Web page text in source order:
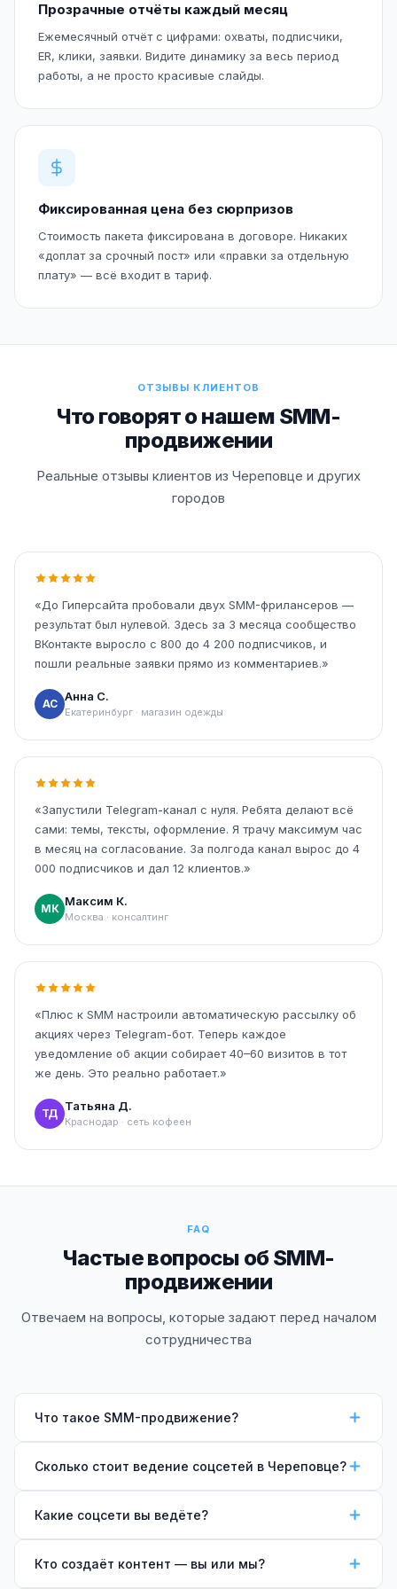
Прозрачные отчёты каждый месяц
Ежемесячный отчёт с цифрами: охваты, подписчики,
ER, клики, заявки. Видите динамику за весь период
работы, а не просто красивые слайды.
Фиксированная цена без сюрпризов
Стоимость пакета фиксирована в договоре. Никаких
«доплат за срочный пост» или «правки за отдельную
плату» — всё входит в тариф.
ОТЗЫВЫ КЛИЕНТОВ
Что говорят о нашем SMM-
продвижении
Реальные отзывы клиентов из Череповце и других
городов
«До Гиперсайта пробовали двух SMM-фрилансеров —
результат был нулевой. Здесь за 3 месяца сообщество
ВКонтакте выросло с 800 до 4 200 подписчиков, и
пошли реальные заявки прямо из комментариев.»
АС
Анна С.
Екатеринбург · магазин одежды
«Запустили Telegram-канал с нуля. Ребята делают всё
сами: темы, тексты, оформление. Я трачу максимум час
в месяц на согласование. За полгода канал вырос до 4
000 подписчиков и дал 12 клиентов.»
МК
Максим К.
Москва · консалтинг
«Плюс к SMM настроили автоматическую рассылку об
акциях через Telegram-бот. Теперь каждое
уведомление об акции собирает 40–60 визитов в тот
же день. Это реально работает.»
ТД
Татьяна Д.
Краснодар · сеть кофеен
FAQ
Частые вопросы об SMM-
продвижении
Отвечаем на вопросы, которые задают перед началом
сотрудничества
Что такое SMM-продвижение?
работа с социальными сетями для роста бизнеса.
Включает создание и публикацию контента, работу
с аудиторией, комьюнити-менеджмент и аналитику.
Цель — узнаваемость, доверие аудитории и рост
продаж через соцсети.
Сколько стоит ведение соцсетей в Череповце?
платформа, 12 постов). Пакет Стандарт (2
платформы, 20 постов + комьюнити) —40 000 ₽/
мес . Пакет Про (3 платформы, ежедневно + видео)
Какие соцсети вы ведёте?
иTelegram-каналы. Это две ключевые российские
Кто создаёт контент — вы или мы?